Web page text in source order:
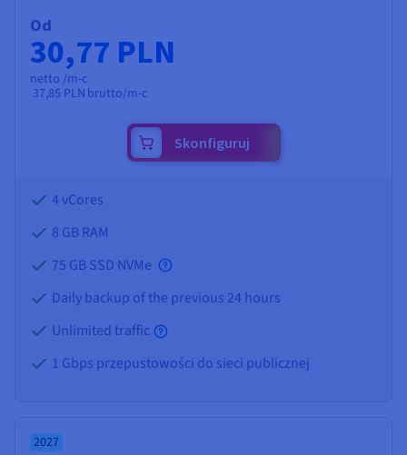
Od
30,77 PLN
netto /m-c
37,85 PLN brutto/m-c
Skonfiguruj
4 vCores
8 GBRAM
75 GB SSD NVMe
Daily backup of the previous 24 hours
Unlimited traffic
1 Gbps przepustowości do sieci publicznej
2027